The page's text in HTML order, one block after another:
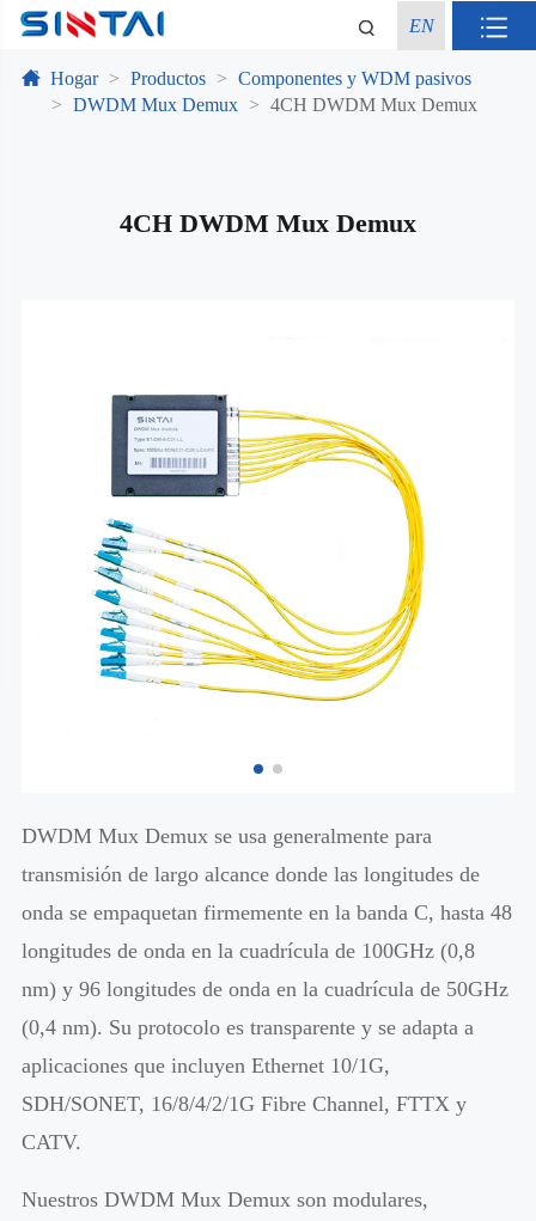
EN
Hogar Productos
Componentes y WDM pasivos
DWDM Mux Demux
4CH DWDM Mux Demux
4CH DWDM Mux Demux
DWDM Mux Demux se usa generalmente para
transmisión de largo alcance donde las longitudes de
onda se empaquetan firmemente en la banda C, hasta 48
longitudes de onda en la cuadrícula de 100GHz (0,8
nm) y 96 longitudes de onda en la cuadrícula de 50GHz
(0,4 nm). Su protocolo es transparente y se adapta a
aplicaciones que incluyen Ethernet 10/1G,
SDH/SONET, 16/8/4/2/1G Fibre Channel, FTTX y
CATV.
Nuestros DWDM Mux Demux son modulares,